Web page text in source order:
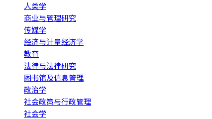
人类学
商业与管理研究
传媒学
经济与计量经济学
教育
法律与法律研究
图书馆及信息管理
政治学
社会政策与行政管理
社会学